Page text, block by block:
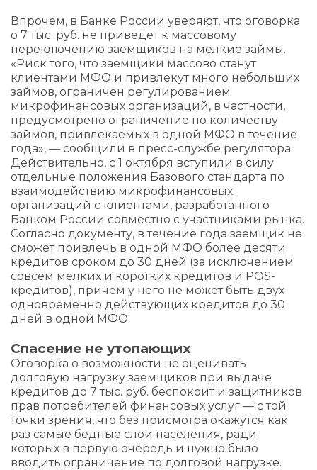
Впрочем, в Банке России уверяют, что оговорка
о 7 тыс. руб. не приведет к массовому
переключению заемщиков на мелкие займы.
«Риск того, что заемщики массово станут
клиентами МФО и привлекут много небольших
займов, ограничен регулированием
микрофинансовых организаций, в частности,
предусмотрено ограничение по количеству
займов, привлекаемых в одной МФО в течение
года», — сообщили в пресс-службе регулятора.
Действительно, с 1 октября вступили в силу
отдельные положения Базового стандарта по
взаимодействию микрофинансовых
организаций с клиентами, разработанного
Банком России совместно с участниками рынка.
Согласно документу, в течение года заемщик не
сможет привлечь в одной МФО более десяти
кредитов сроком до 30 дней (за исключением
совсем мелких и коротких кредитов и POS-
кредитов), причем у него не может быть двух
одновременно действующих кредитов до 30
дней в одной МФО.
Спасение не утопающих
Оговорка о возможности не оценивать
долговую нагрузку заемщиков при выдаче
кредитов до 7 тыс. руб. беспокоит и защитников
прав потребителей финансовых услуг — с той
точки зрения, что без присмотра окажутся как
раз самые бедные слои населения, ради
которых в первую очередь и нужно было
вводить ограничение по долговой нагрузке.